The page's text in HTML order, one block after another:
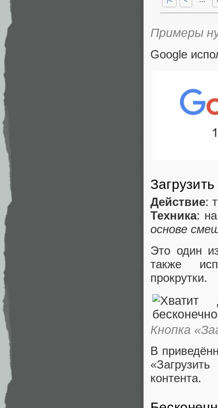
Примеры
Google
Действие:
Техника:
основе
Это один
также
прокрутки.
Кнопка
В
контента.